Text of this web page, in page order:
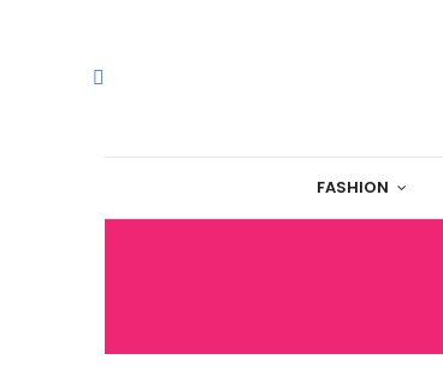
FASHION